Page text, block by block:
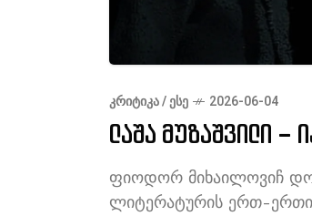
ᲙᲠᲘᲢᲘᲙᲐ / ᲔᲡᲔ 2026-06-04
ლაშა მუზაშვილი –
ფიოდორ მიხაილოვიჩ
ლიტერატურის ერთ-ერთი